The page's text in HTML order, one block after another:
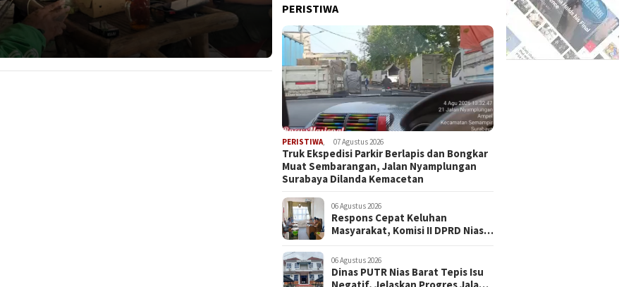
PERISTIWA
PERISTIWA 07 Agustus 2026
Truk Ekspedisi Parkir Berlapis dan Bongkar
Muat Sembarangan, Jalan Nyamplungan
Surabaya Dilanda Kemacetan
06 Agustus 2026
Respons Cepat Keluhan
Masyarakat, Komisi II DPRD Nias
Pembangunan RSU Cerah Medika
.
06 Agustus 2026
Dinas PUTR Nias Barat Tepis Isu
Negatif, Jelaskan Progres Jalan